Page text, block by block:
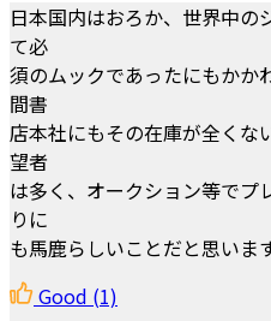
日本国内はおろか、世界中の
て必
須のムックであったにもかか
間書
店本社にもその在庫が全く
望者
は多く、オークション等でプ
りに
も馬鹿らしいことだと思います
Good (1)